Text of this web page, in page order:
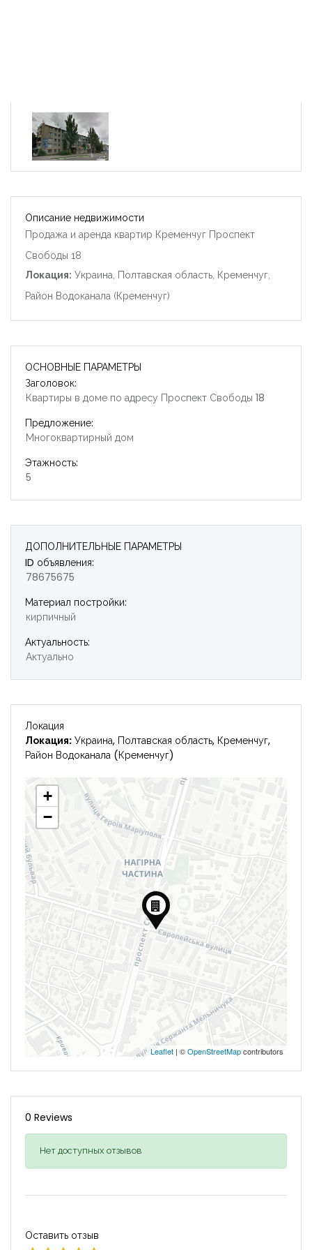
Описание недвижимости
Продажа и аренда квартир Кременчуг Проспект
Свободы 18
Локация: Украина, Полтавская область, Кременчуг,
Район Водоканала (Кременчуг)
ОСНОВНЫЕ ПАРАМЕТРЫ
Заголовок:
Квартиры в доме по адресу Проспект Свободы 18
Предложение:
Многоквартирный дом
Этажность:
5
ДОПОЛНИТЕЛЬНЫЕ ПАРАМЕТРЫ
ID объявления:
78675675
Материал постройки:
кирпичный
Актуальность:
Актуально
Локация
Локация: Украина, Полтавская область, Кременчуг,
Район Водоканала (Кременчуг)
+
−
Leaflet | ©OpenStreetMapcontributors
0 Reviews
Нет доступных отзывов
Оставить отзыв
Запомнить